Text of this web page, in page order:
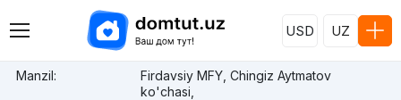
USD UZ
Manzil:
Firdavsiy MFY, Chingiz Aytmatov
ko'chasi,